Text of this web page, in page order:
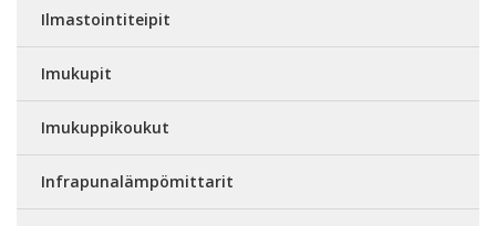
Ilmastointiteipit
Imukupit
Imukuppikoukut
Infrapunalämpömittarit